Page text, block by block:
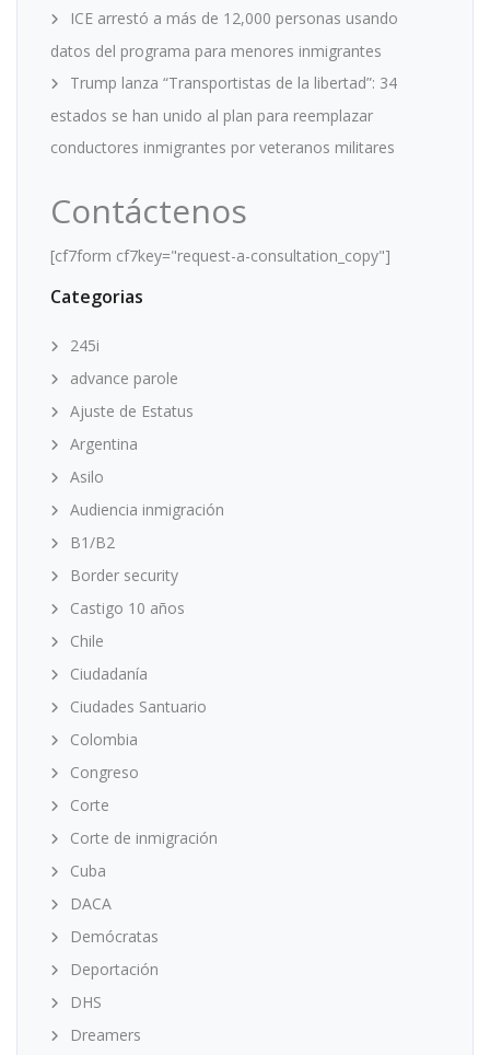
ICE arrestó a más de 12,000 personas usando
datos del programa para menores inmigrantes
Trump lanza “Transportistas de la libertad”: 34
estados se han unido al plan para reemplazar
conductores inmigrantes por veteranos militares
Contáctenos
[cf7form cf7key="request-a-consultation_copy"]
Categorias
245i
advance parole
Ajuste de Estatus
Argentina
Asilo
Audiencia inmigración
B1/B2
Border security
Castigo 10 años
Chile
Ciudadanía
Ciudades Santuario
Colombia
Congreso
Corte
Corte de inmigración
Cuba
DACA
Demócratas
Deportación
DHS
Dreamers